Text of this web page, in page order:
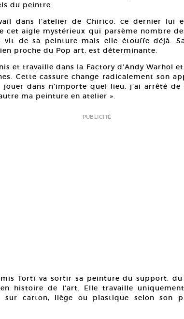
du peintre.
dans l’atelier de Chirico, ce dernier lui
cet aigle mystérieux qui parsème nombre
vit de sa peinture mais elle étouffe déjà.
proche du Pop art, est déterminante.
et travaille dans la Factory d’Andy Warhol
Cette cassure change radicalement son
jouer dans n’importe quel lieu, j’ai arrêté de
ma peinture en atelier ».
PUBLICITÉ
Torti va sortir sa peinture du support,
histoire de l’art. Elle travaille
sur carton, liège ou plastique selon son